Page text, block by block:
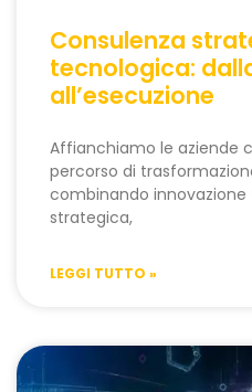
Consulenza
tecnologica:
all’esecuzione
Affianchiamo le aziende
percorso di
combinando innovazione
strategica,
LEGGI TUTTO »